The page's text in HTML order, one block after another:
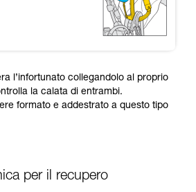
l’infortunato collegandolo al proprio
la calata di entrambi.
formato e addestrato a questo tipo
per il recupero